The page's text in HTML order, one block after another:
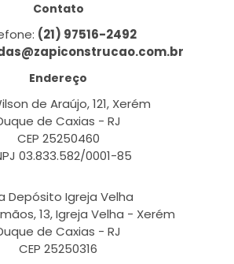
Contato
(21) 97516-2492
Endereço
de Araújo, 121, Xerém
de Caxias - RJ
CEP 25250460
03.833.582/0001-85
Depósito Igreja Velha
13, Igreja Velha - Xerém
de Caxias - RJ
CEP 25250316